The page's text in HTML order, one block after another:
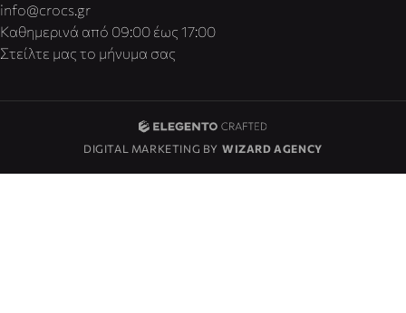
info@crocs.gr
Καθημερινά από 09:00 έως 17:00
Στείλτε μας το μήνυμα σας
DIGITAL MARKETING BY WIZARD AGENCY